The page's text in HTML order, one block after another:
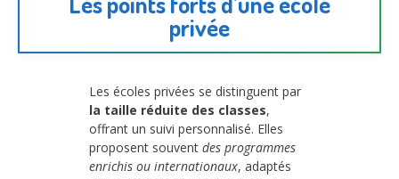
privée
Les écoles privées se distinguent par
la taille réduite des classes,
offrant un suivi personnalisé. Elles
proposent souvent des programmes
enrichis ou internationaux, adaptés